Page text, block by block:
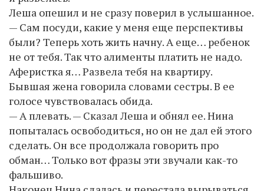
Леша опешил и не сразу поверил в услышанное.
— Сам посуди, какие у меня еще перспективы
были? Теперь хоть жить начну. А еще… ребенок
не от тебя. Так что алименты платить не надо.
Аферистка я… Развела тебя на квартиру.
Бывшая жена говорила словами сестры. В ее
голосе чувствовалась обида.
— А плевать. — Сказал Леша и обнял ее. Нина
попыталась освободиться, но он не дал ей этого
сделать. Он все продолжала говорить про
обман… Только вот фразы эти звучали как-то
фальшиво.